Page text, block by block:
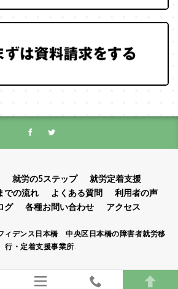
就労の5ステップ
就労定着支援
での流れ よくある質問
利用者の声
グ 各種お問い合わせ アクセス
ィデンス日本橋 中央区日本橋の障害者就労移
行・定着支援事業所.